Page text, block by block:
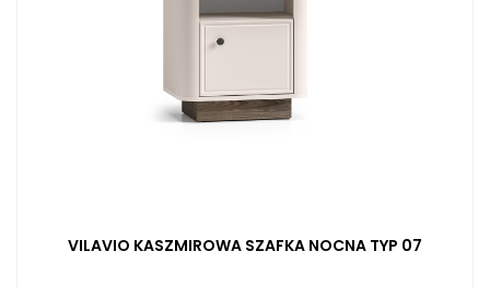
VILAVIO KASZMIROWA SZAFKA NOCNA TYP 07